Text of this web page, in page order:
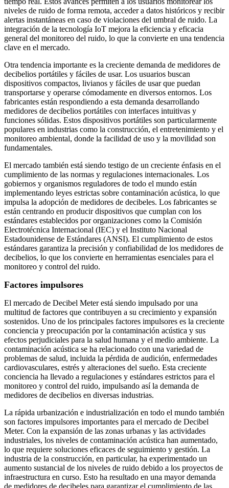
niveles de ruido de forma remota, acceder a datos históricos y recibir
alertas instantáneas en caso de violaciones del umbral de ruido. La
integración de la tecnología IoT mejora la eficiencia y eficacia
general del monitoreo del ruido, lo que la convierte en una tendencia
clave en el mercado.
Otra tendencia importante es la creciente demanda de medidores de
decibelios portátiles y fáciles de usar. Los usuarios buscan
dispositivos compactos, livianos y fáciles de usar que puedan
transportarse y operarse cómodamente en diversos entornos. Los
fabricantes están respondiendo a esta demanda desarrollando
medidores de decibelios portátiles con interfaces intuitivas y
funciones sólidas. Estos dispositivos portátiles son particularmente
populares en industrias como la construcción, el entretenimiento y el
monitoreo ambiental, donde la facilidad de uso y la movilidad son
fundamentales.
El mercado también está siendo testigo de un creciente énfasis en el
cumplimiento de las normas y regulaciones internacionales. Los
gobiernos y organismos reguladores de todo el mundo están
implementando leyes estrictas sobre contaminación acústica, lo que
impulsa la adopción de medidores de decibeles. Los fabricantes se
están centrando en producir dispositivos que cumplan con los
estándares establecidos por organizaciones como la Comisión
Electrotécnica Internacional (IEC) y el Instituto Nacional
Estadounidense de Estándares (ANSI). El cumplimiento de estos
estándares garantiza la precisión y confiabilidad de los medidores de
decibelios, lo que los convierte en herramientas esenciales para el
monitoreo y control del ruido.
Factores impulsores
El mercado de Decibel Meter está siendo impulsado por una
multitud de factores que contribuyen a su crecimiento y expansión
sostenidos. Uno de los principales factores impulsores es la creciente
conciencia y preocupación por la contaminación acústica y sus
efectos perjudiciales para la salud humana y el medio ambiente. La
contaminación acústica se ha relacionado con una variedad de
problemas de salud, incluida la pérdida de audición, enfermedades
cardiovasculares, estrés y alteraciones del sueño. Esta creciente
conciencia ha llevado a regulaciones y estándares estrictos para el
monitoreo y control del ruido, impulsando así la demanda de
medidores de decibelios en diversas industrias.
La rápida urbanización e industrialización en todo el mundo también
son factores impulsores importantes para el mercado de Decibel
Meter. Con la expansión de las zonas urbanas y las actividades
industriales, los niveles de contaminación acústica han aumentado,
lo que requiere soluciones eficaces de seguimiento y gestión. La
industria de la construcción, en particular, ha experimentado un
aumento sustancial de los niveles de ruido debido a los proyectos de
infraestructura en curso. Esto ha resultado en una mayor demanda